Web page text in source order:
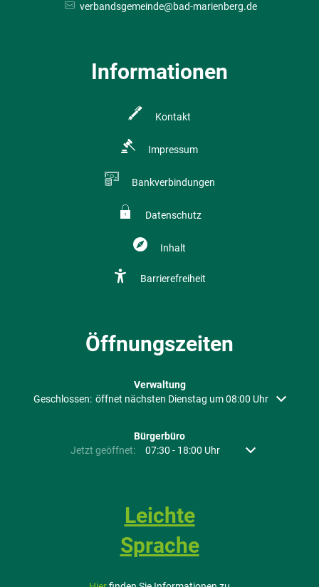
verbandsgemeinde@bad-marienberg.de
Informationen
Kontakt
Impressum
Bankverbindungen
Datenschutz
Inhalt
Barrierefreiheit
Öffnungszeiten
Verwaltung
Klicken, um weitere Öffnungs- oder Schließzeiten auszublenden
Geschlossen: öffnet nächsten Dienstag um 08:00 Uhr
Bürgerbüro
Klicken, um weitere Öffnungs- oder Schließzeiten
Jetzt geöffnet: 07:30 - 18:00 Uhr Von 07:30 bis
Leichte
Sprache